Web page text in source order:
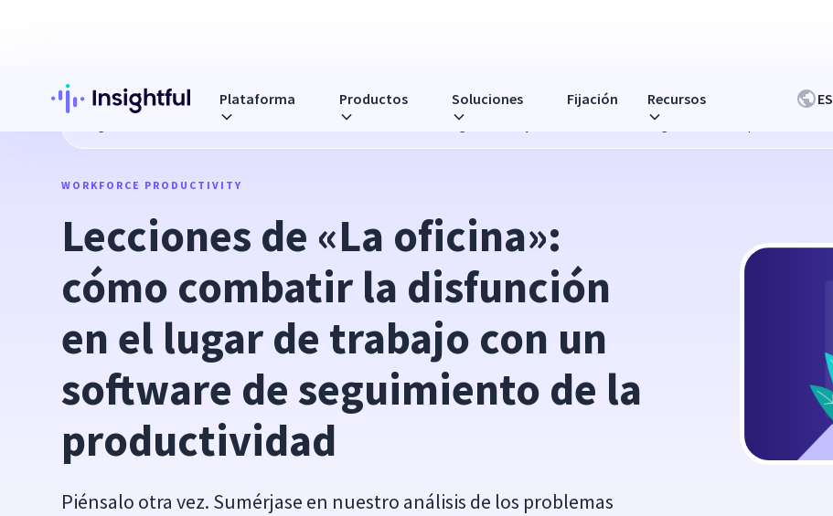
Plataforma Productos Soluciones Fijación Recursos ES
Lecciones de «La oficina»: cómo combatir la disfunción en el lugar de trabajo con un software de seguimiento de la productividad
WORKFORCE PRODUCTIVITY
Lecciones de «La oficina»:
cómo combatir la disfunción
en el lugar de trabajo con un
software de seguimiento de la
productividad
Piénsalo otra vez. Sumérjase en nuestro análisis de los problemas